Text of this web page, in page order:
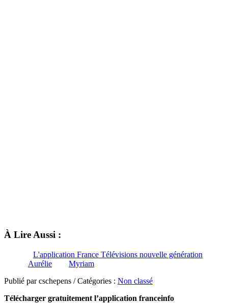
À Lire Aussi :
L'application France Télévisions nouvelle génération
Aurélie
Myriam
Publié par cschepens / Catégories : Non classé
Télécharger gratuitement l’application franceinfo